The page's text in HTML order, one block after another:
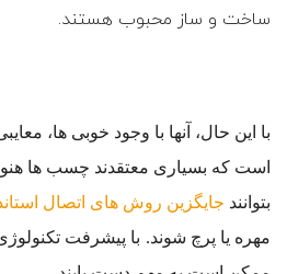
ساخت و ساز محبوب هستند.
با این حال، آنها با وجود خوبی ها،
است که بسیاری معتقدند چسب ها
بتوانند جایگزین روش های اتصال
مهره یا پرچ شوند. با پیشرفت